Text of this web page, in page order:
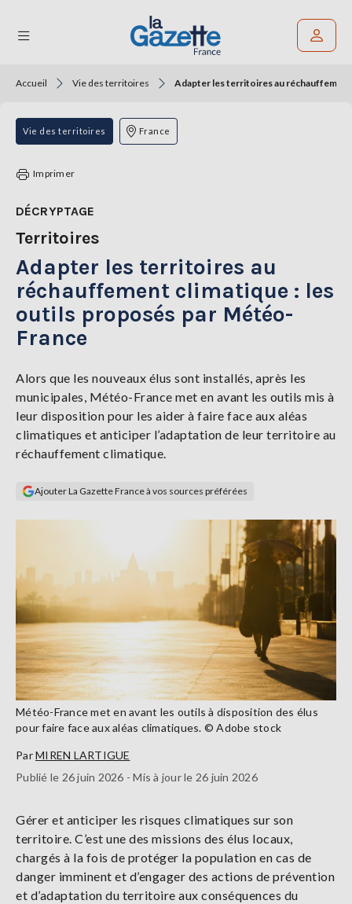
THÉMATIQUES
RÉGIONS
FORMATS
TENDANCES
SERVICES
LA
GAZETTE
connecter
S'abonner
Accueil Vie des territoires Adapter les territoires au
Vie des territoires France
Imprimer
DÉCRYPTAGE
Territoires
Adapter les territoires au
réchauffement climatique : les
outils proposés par Météo-
France
Alors que les nouveaux élus sont installés, après les
municipales, Météo-France met en avant les outils mis à
leur disposition pour les aider à faire face aux aléas
climatiques et anticiper l’adaptation de leur territoire au
réchauffement climatique.
Ajouter La Gazette France à vos sources préférées
Météo-France met en avant les outils à disposition des élus
pour faire face aux aléas climatiques. © Adobe stock
ParMIREN LARTIGUE
Publié le 26 juin 2026 - Mis à jour le 26 juin 2026
Gérer et anticiper les risques climatiques sur son
territoire. C’est une des missions des élus locaux,
chargés à la fois de protéger la population en cas de
danger imminent et d’engager des actions de prévention
et d’adaptation du territoire aux conséquences du